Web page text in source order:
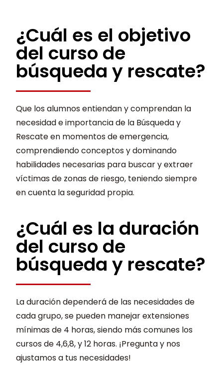
¿Cuál es el objetivo
del curso de
búsqueda y rescate?
Que los alumnos entiendan y comprendan la
necesidad e importancia de la Búsqueda y
Rescate en momentos de emergencia,
comprendiendo conceptos y dominando
habilidades necesarias para buscar y extraer
víctimas de zonas de riesgo, teniendo siempre
en cuenta la seguridad propia.
¿Cuál es la duración
del curso de
búsqueda y rescate?
La duración dependerá de las necesidades de
cada grupo, se pueden manejar extensiones
mínimas de 4 horas, siendo más comunes los
cursos de 4,6,8, y 12 horas. ¡Pregunta y nos
ajustamos a tus necesidades!